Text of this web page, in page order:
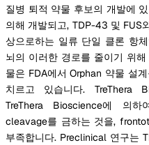
질병 퇴적 약물 후보의 개발에
의해 개발되고, TDP-43 및 FUS
상으로하는 일류 단일 클론 항
뇌의 이러한 경로를 줄이기 위
물은 FDA에서 Orphan 약물 설
치르고 있습니다. TreThera
TreThera Bioscience에 의하
cleavage를 금하는 것을,
부족합니다. Preclinical 연구는